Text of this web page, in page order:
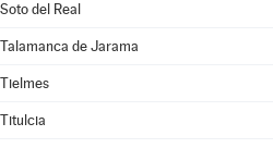
Soto del Real
Talamanca de Jarama
Tielmes
Titulcia